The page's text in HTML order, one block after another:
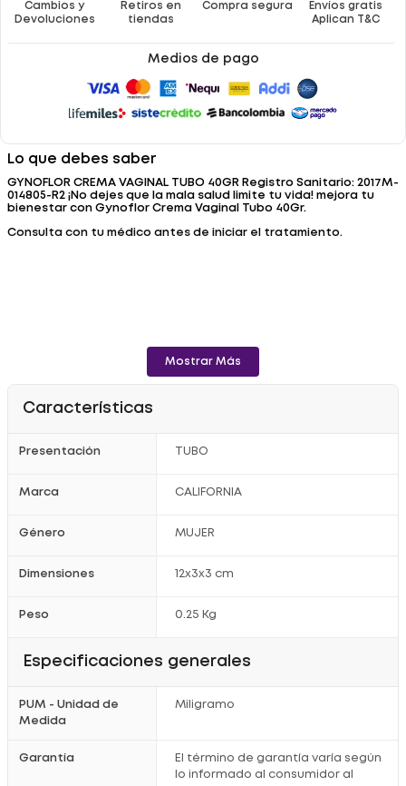
Cambios y
Devoluciones
Retiros en
tiendas
Compra segura
Envíos gratis
Aplican T&C
Medios de pago
Lo que debes saber
GYNOFLOR CREMA VAGINAL TUBO 40GR Registro Sanitario: 2017M-
014805-R2 ¡No dejes que la mala salud limite tu vida! mejora tu
bienestar con Gynoflor Crema Vaginal Tubo 40Gr.
Consulta con tu médico antes de iniciar el tratamiento.
Mostrar Más
Características
Presentación TUBO
Marca CALIFORNIA
Género MUJER
Dimensiones 12x3x3 cm
Peso 0.25 Kg
Especificaciones generales
PUM - Unidad de
Medida
Miligramo
Garantía
El término de garantía varía según
lo informado al consumidor al